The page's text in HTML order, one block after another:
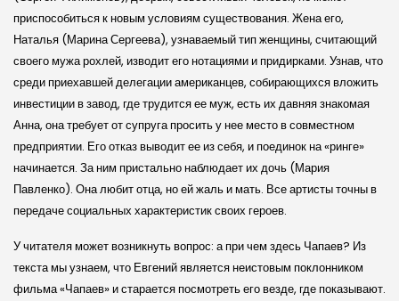
приспособиться к новым условиям существования. Жена его,
Наталья (Марина Сергеева), узнаваемый тип женщины, считающий
своего мужа рохлей, изводит его нотациями и придирками. Узнав, что
среди приехавшей делегации американцев, собирающихся вложить
инвестиции в завод, где трудится ее муж, есть их давняя знакомая
Анна, она требует от супруга просить у нее место в совмест­ном
предприятии. Его отказ выводит ее из себя, и поединок на «ринге»
начинается. За ним пристально наблюдает их дочь (Мария
Павленко). Она любит отца, но ей жаль и мать. Все артисты точны в
передаче социальных характеристик своих героев.
У читателя может возникнуть вопрос: а при чем здесь Чапаев? Из
текста мы узнаем, что Евгений является неистовым поклонником
фильма «Чапаев» и старается посмотреть его везде, где показывают.